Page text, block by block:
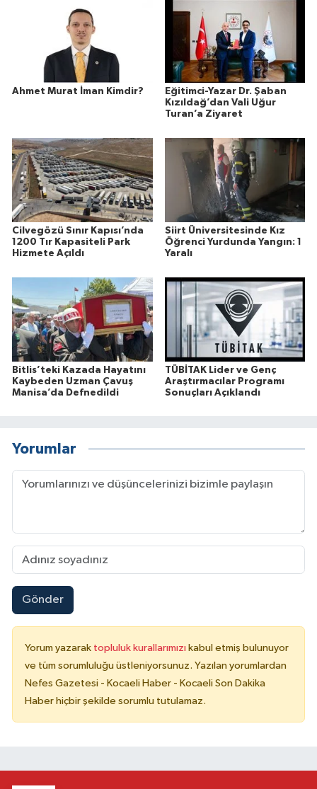
Ahmet Murat İman Kimdir?
Eğitimci-Yazar Dr. Şaban
Kızıldağ’dan Vali Uğur
Turan’a Ziyaret
Cilvegözü Sınır Kapısı’nda
1200 Tır Kapasiteli Park
Hizmete Açıldı
Siirt Üniversitesinde Kız
Öğrenci Yurdunda Yangın: 1
Yaralı
Bitlis’teki Kazada Hayatını
Kaybeden Uzman Çavuş
Manisa’da Defnedildi
TÜBİTAK Lider ve Genç
Araştırmacılar Programı
Sonuçları Açıklandı
Yorumlar
Gönder
Yorum yazarak topluluk kurallarımızı kabul etmiş bulunuyor
ve tüm sorumluluğu üstleniyorsunuz. Yazılan yorumlardan
Nefes Gazetesi - Kocaeli Haber - Kocaeli Son Dakika
Haber hiçbir şekilde sorumlu tutulamaz.